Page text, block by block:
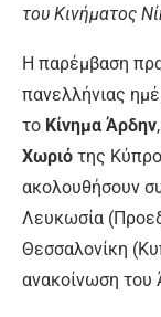
του Κινήματος
Η παρέμβαση
πανελλήνιας
το Κίνημα Άρδην,
Χωριό της
ακολουθήσουν
Λευκωσία
Θεσσαλονίκη
ανακοίνωση του